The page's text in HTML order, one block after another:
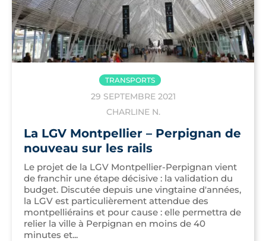
TRANSPORTS
29 SEPTEMBRE 2021
CHARLINE N.
La LGV Montpellier – Perpignan de
nouveau sur les rails
Le projet de la LGV Montpellier-Perpignan vient
de franchir une étape décisive : la validation du
budget. Discutée depuis une vingtaine d'années,
la LGV est particulièrement attendue des
montpelliérains et pour cause : elle permettra de
relier la ville à Perpignan en moins de 40
minutes et...